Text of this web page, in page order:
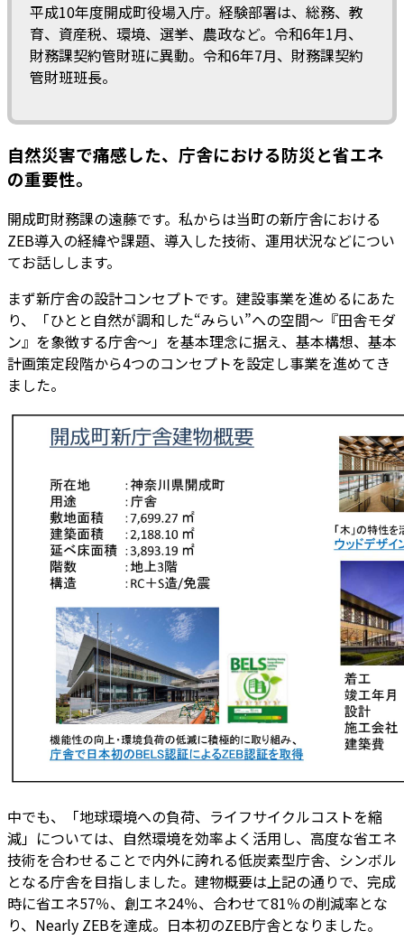
平成10年度開成町役場入庁。経験部署は、総務、教
育、資産税、環境、選挙、農政など。令和6年1月、
財務課契約管財班に異動。令和6年7月、財務課契約
管財班班長。
自然災害で痛感した、庁舎における防災と省エネ
の重要性。
開成町財務課の遠藤です。私からは当町の新庁舎における
ZEB導入の経緯や課題、導入した技術、運用状況などについ
てお話しします。
まず新庁舎の設計コンセプトです。建設事業を進めるにあた
り、「ひとと自然が調和した“みらい”への空間～『田舎モダ
ン』を象徴する庁舎～」を基本理念に据え、基本構想、基本
計画策定段階から4つのコンセプトを設定し事業を進めてき
ました。
中でも、「地球環境への負荷、ライフサイクルコストを縮
減」については、自然環境を効率よく活用し、高度な省エネ
技術を合わせることで内外に誇れる低炭素型庁舎、シンボル
となる庁舎を目指しました。建物概要は上記の通りで、完成
時に省エネ57％、創エネ24％、合わせて81％の削減率とな
り、Nearly ZEBを達成。日本初のZEB庁舎となりました。